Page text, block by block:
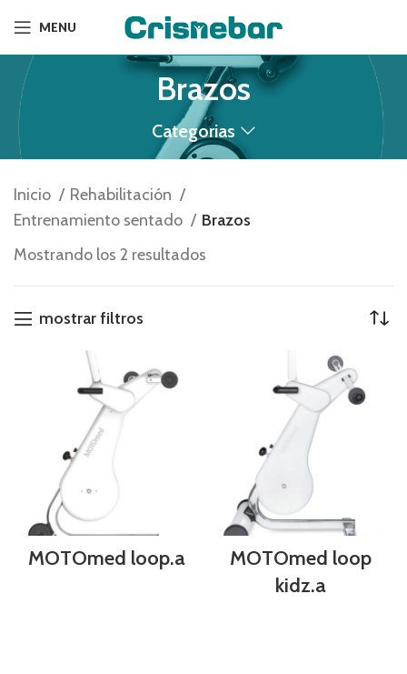
MENU
Brazos
Categorias
Inicio
Rehabilitación
Entrenamiento sentado
Brazos
Mostrando los 2 resultados
mostrar filtros
MOTOmed loop.a
MOTOmed loop
kidz.a